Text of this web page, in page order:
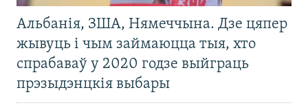
Альбанія, ЗША, Нямеччына. Дзе цяпер
жывуць і чым займаюцца тыя, хто
спрабаваў у 2020 годзе выйграць
прэзыдэнцкія выбары